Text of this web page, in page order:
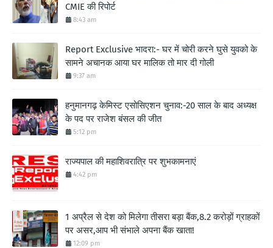
CMIE की रिपोर्ट
8:43 am
Report Exclusive भादरा:- घर में चोरी करने घुसे युवको के
सामने अचानक आया घर मालिक तो मार दी गोली
9:37 am
हनुमानगढ़ केमिस्ट एसोसिएशन चुनाव:-20 साल के बाद अध्यक्ष
के पद पर राजेश बंसल की जीत
5:12 pm
राज्यपाल की महाशिवरात्रि पर शुभकामनाएं
4:42 pm
1 अप्रैल से देश को मिलेगा तीसरा बड़ा बैंक,8.2 करोड़ों ग्राहकों
पर असर,आप भी संभाले अपना बैंक खाता!
12:09 pm